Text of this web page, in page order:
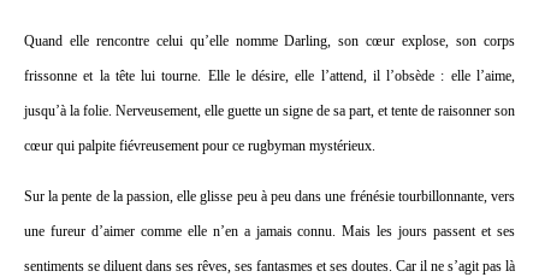
Quand elle rencontre celui qu’elle nomme Darling, son cœur explose, son corps
frissonne et la tête lui tourne. Elle le désire, elle l’attend, il l’obsède : elle l’aime,
jusqu’à la folie. Nerveusement, elle guette un signe de sa part, et tente de raisonner son
cœur qui palpite fiévreusement pour ce rugbyman mystérieux.
Sur la pente de la passion, elle glisse peu à peu dans une frénésie tourbillonnante, vers
une fureur d’aimer comme elle n’en a jamais connu. Mais les jours passent et ses
sentiments se diluent dans ses rêves, ses fantasmes et ses doutes. Car il ne s’agit pas là